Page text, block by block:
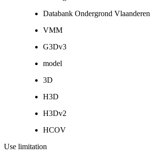
Databank Ondergrond Vlaanderen
VMM
G3Dv3
model
3D
H3D
H3Dv2
HCOV
Use limitation